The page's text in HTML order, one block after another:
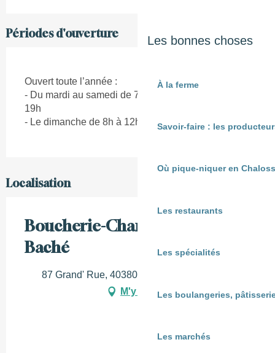
Les bonnes choses
À la ferme
Savoir-faire : les
Où pique-niquer en
Les restaurants
Les spécialités
Les boulangeries,
Les marchés
Périodes d'ouverture
Ouvert toute l’année :
- Du mardi au samedi de 7h à 12h30 et de 15h à
19h
- Le dimanche de 8h à 12h
Localisation
Boucherie-Charcuterie Franck
Baché
87 Grand' Rue, 40380 Montfort-en-Chalosse
M'y rendre